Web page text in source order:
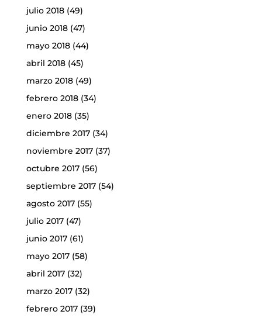
julio 2018(49)
junio 2018(47)
mayo 2018(44)
abril 2018(45)
marzo 2018(49)
febrero 2018(34)
enero 2018(35)
diciembre 2017(34)
noviembre 2017(37)
octubre 2017(56)
septiembre 2017(54)
agosto 2017(55)
julio 2017(47)
junio 2017(61)
mayo 2017(58)
abril 2017(32)
marzo 2017(32)
febrero 2017(39)